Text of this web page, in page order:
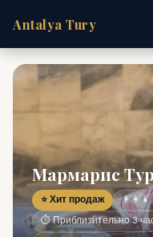
Antalya Tury
Мармарис
⭐ Хит продаж
⏱ Приблизительно 3